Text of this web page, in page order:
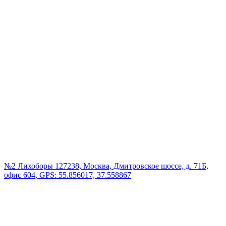
№2 Лихоборы 127238, Москва, Дмитровское шоссе, д. 71Б,
офис 604, GPS: 55.856017, 37.558867